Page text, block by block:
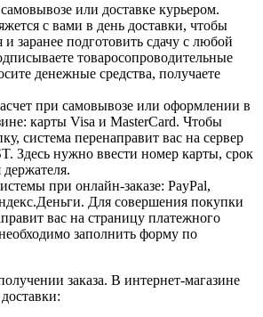
или доставке курьером.
с вами в день доставки, чтобы
и заранее подготовить сдачу с любой
товаросопроводительные
денежные средства, получаете
при самовывозе или оформлении в
карты Visa и MasterCard. Чтобы
система перенаправит вас на сервер
Здесь нужно ввести номер карты, срок
при онлайн-заказе: PayPal,
Для совершения покупки
вас на страницу платежного
заполнить форму по
заказа. В интернет-магазине